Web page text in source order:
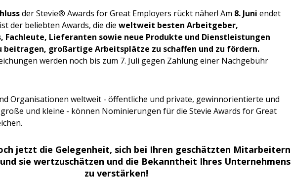
der Stevie® Awards for Great Employers rückt näher! Am 8. Juni endet
der beliebten Awards, die die weltweit besten Arbeitgeber,
Fachleute, Lieferanten sowie neue Produkte und Dienstleistungen
beitragen, großartige Arbeitsplätze zu schaffen und zu fördern.
werden noch bis zum 7. Juli gegen Zahlung einer Nachgebühr
Organisationen weltweit - öffentliche und private, gewinnorientierte und
und kleine - können Nominierungen für die Stevie Awards for Great
jetzt die Gelegenheit, sich bei Ihren geschätzten Mitarbeitern
sie wertzuschätzen und die Bekanntheit Ihres Unternehmens
zu verstärken!